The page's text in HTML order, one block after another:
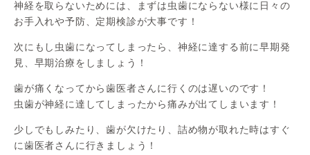
神経を取らないためには、まずは虫歯にならない様に日々の
お手入れや予防、定期検診が大事です！
次にもし虫歯になってしまったら、神経に達する前に早期発
見、早期治療をしましょう！
歯が痛くなってから歯医者さんに行くのは遅いのです！
虫歯が神経に達してしまったから痛みが出てしまいます！
少しでもしみたり、歯が欠けたり、詰め物が取れた時はすぐ
に歯医者さんに行きましょう！